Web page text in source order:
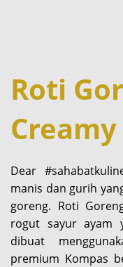
Roti
Dear
manis dan gurih
goreng. Roti
rogut sayur ayam
dibuat
premium Kompas